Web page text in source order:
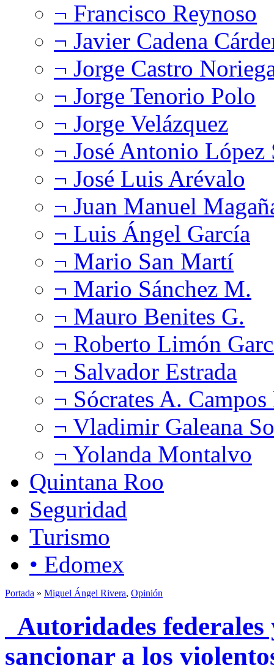
¬ Francisco Reynoso
¬ Javier Cadena
¬ Jorge Castro
¬ Jorge Tenorio Polo
¬ Jorge Velázquez
¬ José Antonio López
¬ José Luis Arévalo
¬ Juan Manuel
¬ Luis Ángel García
¬ Mario San Martí
¬ Mario Sánchez M.
¬ Mauro Benites G.
¬ Roberto Limón
¬ Salvador Estrada
¬ Sócrates A.
¬ Vladimir Galeana
¬ Yolanda Montalvo
Quintana Roo
Seguridad
Turismo
• Edomex
Portada » Miguel Ángel Rivera, Opinión
Autoridades
sancionar a los